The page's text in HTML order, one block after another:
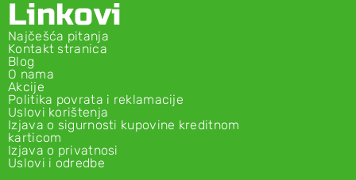
Linkovi
Najčešća pitanja
Kontakt stranica
Blog
O nama
Akcije
Politika povrata i reklamacije
Uslovi korištenja
Izjava o sigurnosti kupovine kreditnom
karticom
Izjava o privatnosi
Uslovi i odredbe